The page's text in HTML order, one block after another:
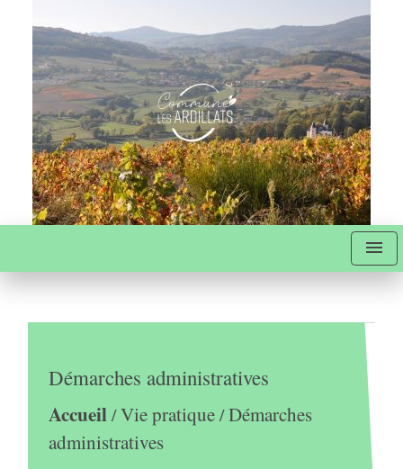
menu
Démarches administratives
Accueil/Vie pratique/Démarches
administratives